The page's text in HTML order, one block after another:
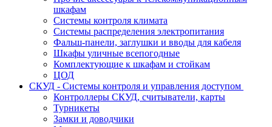
шкафам
Системы контроля климата
Системы распределения электропитания
Фальш-панели, заглушки и вводы для кабеля
Шкафы уличные всепогодные
Комплектующие к шкафам и стойкам
ЦОД
СКУД - Системы контроля и управления доступом
Контроллеры СКУД, считыватели, карты
Турникеты
Замки и доводчики